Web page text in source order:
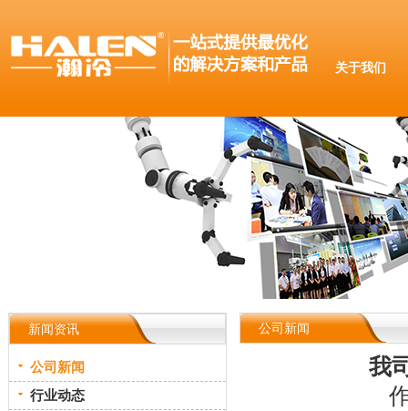
关于我们
新闻资讯
公司新闻
行业动态
公司新闻
我